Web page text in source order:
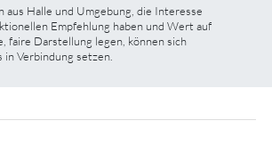
aus Halle und Umgebung, die Interesse
Empfehlung haben und Wert auf
faire Darstellung legen, können sich
in Verbindung setzen.